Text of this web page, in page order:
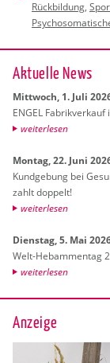
Rückbildung,
Ak­tu­el­le News
Mitt­woch, 1. Juli
ENGEL
wei­ter­le­sen
Mon­tag, 22. Juni
Kund­ge­bung bei
zahlt dop­pelt!
wei­ter­le­sen
Diens­tag, 5. Mai
Welt-Heb­am­men­tag
wei­ter­le­sen
Anzeige